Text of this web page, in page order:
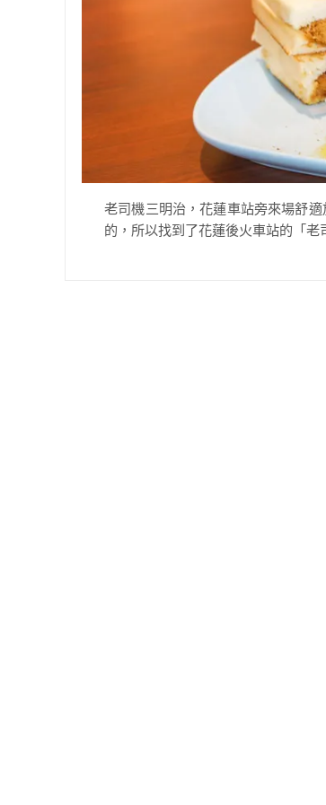
老司機三明治，花蓮車站旁來場舒
的，所以找到了花蓮後火車站的「